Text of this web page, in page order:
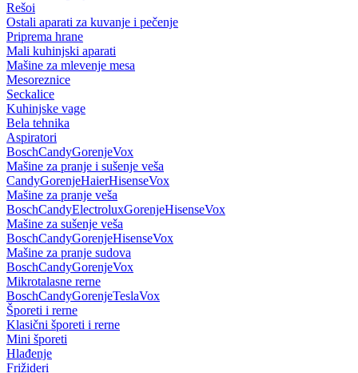
Rešoi
Ostali aparati za kuvanje i pečenje
Priprema hrane
Mali kuhinjski aparati
Mašine za mlevenje mesa
Mesoreznice
Seckalice
Kuhinjske vage
Bela tehnika
Aspiratori
BoschCandyGorenjeVox
Mašine za pranje i sušenje veša
CandyGorenjeHaierHisenseVox
Mašine za pranje veša
BoschCandyElectroluxGorenjeHisenseVox
Mašine za sušenje veša
BoschCandyGorenjeHisenseVox
Mašine za pranje sudova
BoschCandyGorenjeVox
Mikrotalasne rerne
BoschCandyGorenjeTeslaVox
Šporeti i rerne
Klasični šporeti i rerne
Mini šporeti
Hlađenje
Frižideri